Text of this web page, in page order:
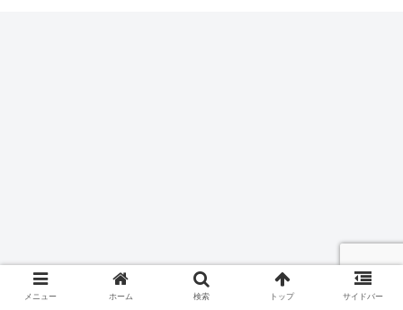
メニュー ホーム 検索 トップ サイドバー